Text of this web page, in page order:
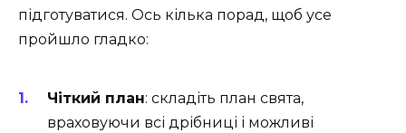
підготуватися. Ось кілька порад, щоб усе
пройшло гладко:
Чіткий план: складіть план свята,
враховуючи всі дрібниці і можливі